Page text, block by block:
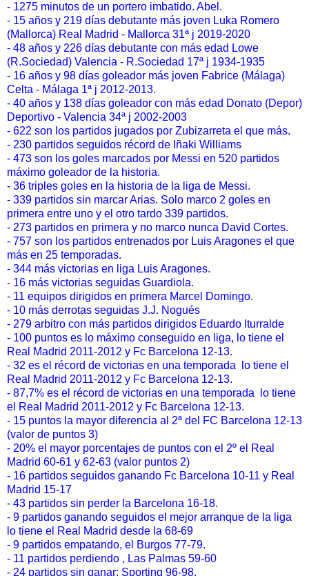
- 1275 minutos de un portero imbatido. Abel.
- 15 años y 219 días debutante más joven Luka Romero
(Mallorca) Real Madrid - Mallorca 31ª j 2019-2020
- 48 años y 226 días debutante con más edad Lowe
(R.Sociedad) Valencia - R.Sociedad 17ª j 1934-1935
- 16 años y 98 días goleador más joven Fabrice (Málaga)
Celta - Málaga 1ª j 2012-2013.
- 40 años y 138 días goleador con más edad Donato (Depor)
Deportivo - Valencia 34ª j 2002-2003
- 622 son los partidos jugados por Zubizarreta el que más.
- 230 partidos seguidos récord de Iñaki Williams
- 473 son los goles marcados por Messi en 520 partidos
máximo goleador de la historia.
- 36 triples goles en la historia de la liga de Messi.
- 339 partidos sin marcar Arias. Solo marco 2 goles en
primera entre uno y el otro tardo 339 partidos.
- 273 partidos en primera y no marco nunca David Cortes.
- 757 son los partidos entrenados por Luis Aragones el que
más en 25 temporadas.
- 344 más victorias en liga Luis Aragones.
- 16 más victorias seguidas Guardiola.
- 11 equipos dirigidos en primera Marcel Domingo.
- 10 más derrotas seguidas J.J. Nogués
- 279 arbitro con más partidos dirigidos Eduardo Iturralde
- 100 puntos es lo máximo conseguido en liga, lo tiene el
Real Madrid 2011-2012 y Fc Barcelona 12-13.
- 32 es el récord de victorias en una temporada lo tiene el
Real Madrid 2011-2012 y Fc Barcelona 12-13.
- 87,7% es el récord de victorias en una temporada lo tiene
el Real Madrid 2011-2012 y Fc Barcelona 12-13.
- 15 puntos la mayor diferencia al 2ª del FC Barcelona 12-13
(valor de puntos 3)
- 20% el mayor porcentajes de puntos con el 2º el Real
Madrid 60-61 y 62-63 (valor puntos 2)
- 16 partidos seguidos ganando Fc Barcelona 10-11 y Real
Madrid 15-17
- 43 partidos sin perder la Barcelona 16-18.
- 9 partidos ganando seguidos el mejor arranque de la liga
lo tiene el Real Madrid desde la 68-69
- 9 partidos empatando, el Burgos 77-79.
- 11 partidos perdiendo , Las Palmas 59-60
- 24 partidos sin ganar; Sporting 96-98.